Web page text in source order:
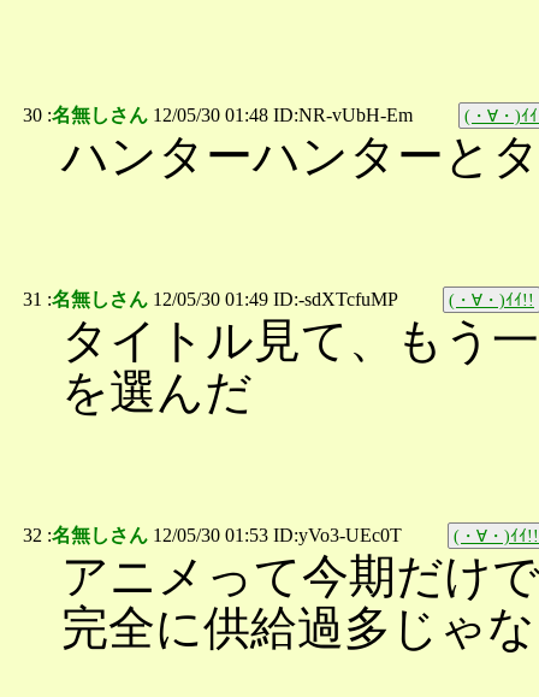
30 :名無しさん 12/05/30 01:48 ID:NR-vUbH-Em (・∀・)ｲ
ハンターハンターと
31 :名無しさん 12/05/30 01:49 ID:-sdXTcfuMP (・∀・)ｲｲ!!
タイトル見て、もう
を選んだ
32 :名無しさん 12/05/30 01:53 ID:yVo3-UEc0T (・∀・)ｲｲ!!
アニメって今期だけ
完全に供給過多じゃ